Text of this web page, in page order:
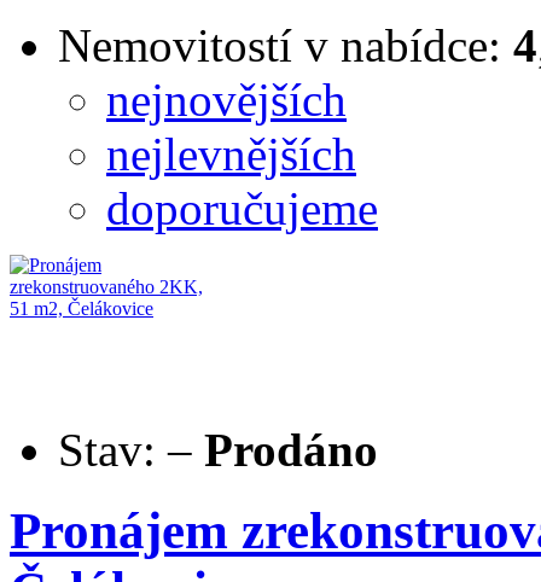
Nemovitostí v nabídce: 4
nejnovějších
nejlevnějších
doporučujeme
Stav: – Prodáno
Pronájem